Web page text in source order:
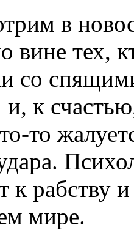
в
вине тех,
со
к
то
к рабству
мире.